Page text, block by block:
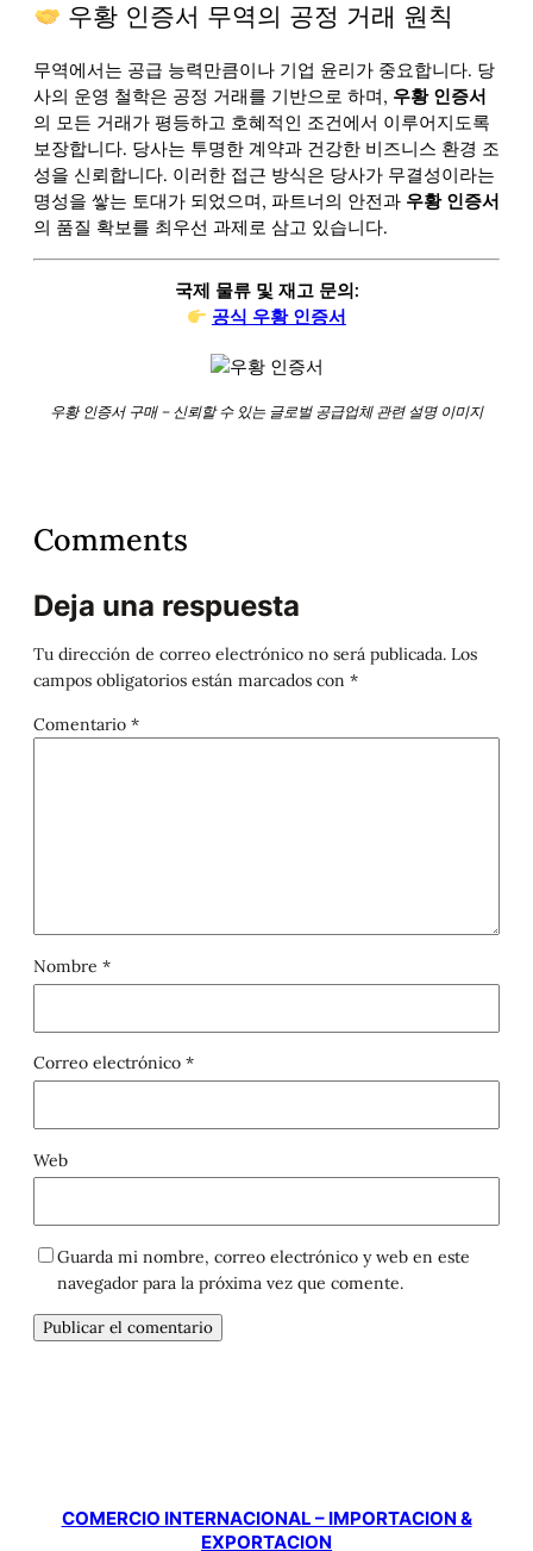
우황 인증서 무역의 공정 거래 원칙
무역에서는 공급 능력만큼이나 기업 윤리가 중요합니다. 당
사의 운영 철학은 공정 거래를 기반으로 하며, 우황 인증서
의 모든 거래가 평등하고 호혜적인 조건에서 이루어지도록
보장합니다. 당사는 투명한 계약과 건강한 비즈니스 환경 조
성을 신뢰합니다. 이러한 접근 방식은 당사가 무결성이라는
명성을 쌓는 토대가 되었으며, 파트너의 안전과 우황 인증서
의 품질 확보를 최우선 과제로 삼고 있습니다.
국제 물류 및 재고 문의:
공식 우황 인증서
우황 인증서 구매 – 신뢰할 수 있는 글로벌 공급업체 관련 설명 이미지
Comments
Deja una respuesta
Tu dirección de correo electrónico no será publicada. Los
campos obligatorios están marcados con *
Comentario *
Nombre *
Correo electrónico *
Web
Guarda mi nombre, correo electrónico y web en este
navegador para la próxima vez que comente.
COMERCIO INTERNACIONAL – IMPORTACION &
EXPORTACION